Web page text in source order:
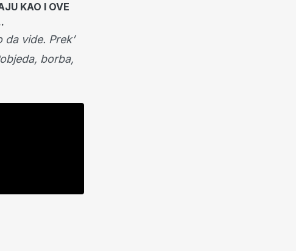
KAO I OVE
da vide. Prek’
borba,